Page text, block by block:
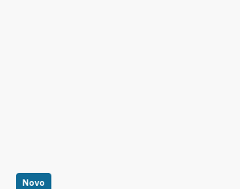
Novo